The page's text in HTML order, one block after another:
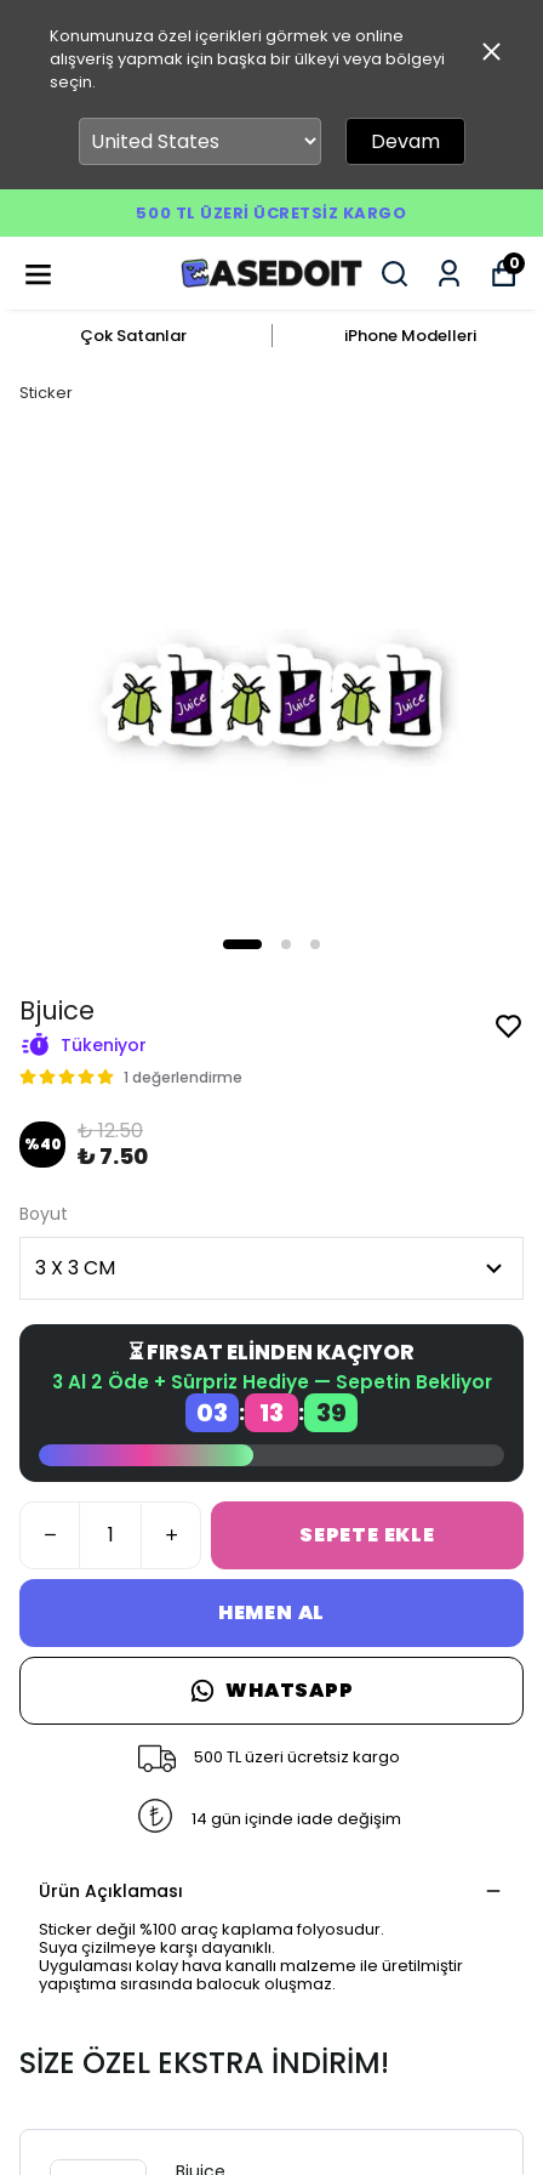
Konumunuza özel içerikleri görmek ve online
alışveriş yapmak için başka bir ülkeyi veya bölgeyi
seçin.
Devam
500 TL ÜZERI ÜCRETSIZ KARGO
0
Çok Satanlar iPhone Modelleri
Sticker
Bjuice
Tükeniyor
1 değerlendirme
%40 ₺ 12.50
₺ 7.50
Boyut
⏳ FIRSAT ELİNDEN KAÇIYOR
3 Al 2 Öde + Sürpriz Hediye — Sepetin Bekliyor
03 : 13 : 38
SEPETE EKLE
HEMEN AL
WHATSAPP
500 TL üzeri ücretsiz kargo
14 gün içinde iade değişim
Ürün Açıklaması
Sticker değil %100 araç kaplama folyosudur.
Suya çizilmeye karşı dayanıklı.
Uygulaması kolay hava kanallı malzeme ile üretilmiştir
yapıştıma sırasında balocuk oluşmaz.
SİZE ÖZEL EKSTRA İNDİRİM!